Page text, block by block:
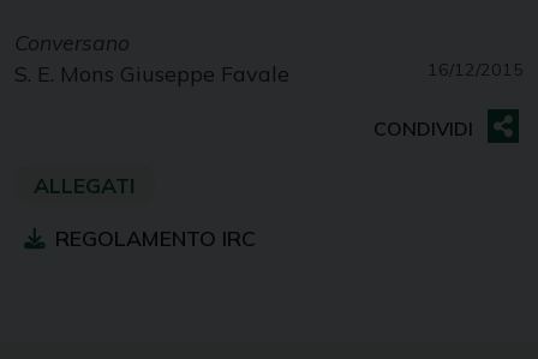
Conversano
16/12/2015
S. E. Mons Giuseppe Favale
REGOLAMENTO IRC